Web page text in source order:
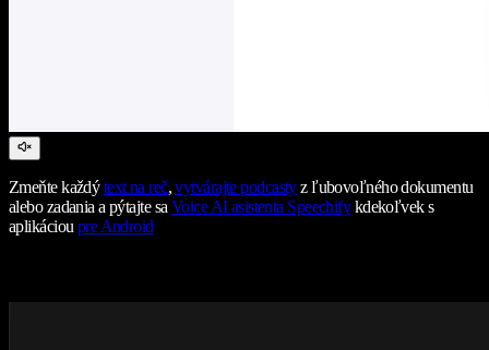
Zmeňte každýtext na reč,vytvárajte podcastyz ľubovoľného dokumentu
alebo zadania a pýtajte saVoice AI asistenta Speechifykdekoľvek s
aplikácioupre Android